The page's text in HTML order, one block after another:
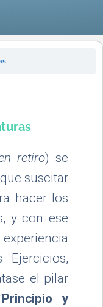
retiro) se
suscitar
hacer los
y con ese
el pilar
Principio y